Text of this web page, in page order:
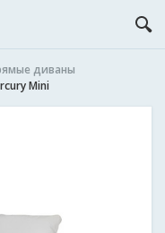
диваны
Mini